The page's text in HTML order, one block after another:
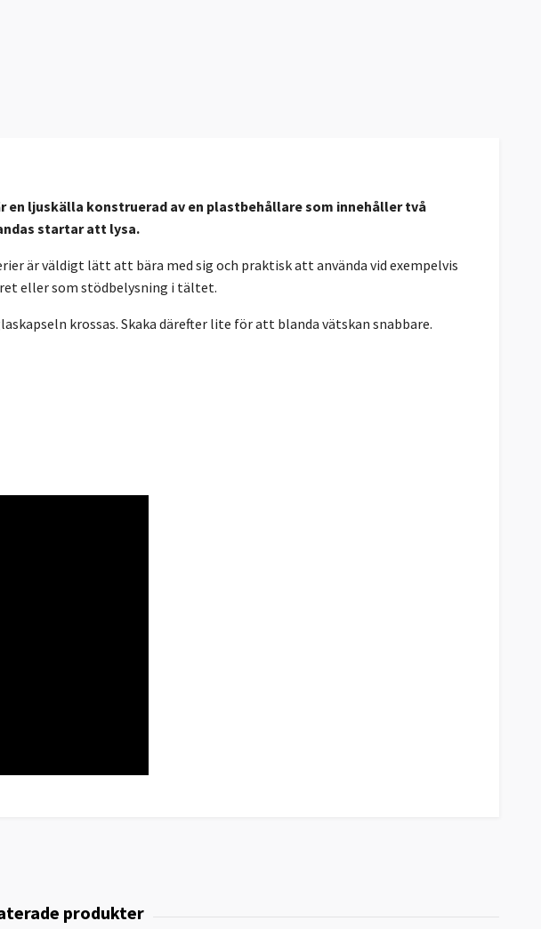
en ljuskälla konstruerad av en plastbehållare som innehåller två
startar att lysa.
är väldigt lätt att bära med sig och praktisk att använda vid exempelvis
eller som stödbelysning i tältet.
krossas. Skaka därefter lite för att blanda vätskan snabbare.